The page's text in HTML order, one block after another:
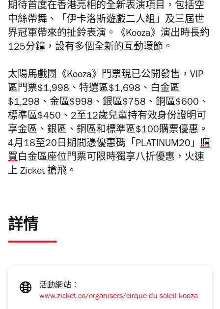
期待首度在香港亮相的全新表演項目，包括空
中絲帶舞、「伊卡洛斯遊戲二人組」及三屆世
界冠軍帶來的扯鈴表演。《Kooza》演出時長約
125分鐘，設有多個全新的互動環節。
太陽馬戲團《Kooza》 門票現已公開發售，VIP
區門票$1,998、特選區$1,698、白金區
$1,298、金區$998、銀區$758、銅區$600、
標準區$450、2至12歲兒童持有效身份證明可
享金區、銀區、銅區和標準區$100購票優惠。
4月18至20日期間憑優惠碼「PLATINUM20」 購
買白金區座位門票可限時獨享八折優惠，火速
上 Zicket 搶飛。
詳情
活動網站：
www.zicket.co/organisers/cirque-du-soleil-kooza